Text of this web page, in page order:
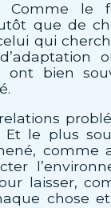
Comme le
que de
qui
bien
le plus
comme
laisser,
chose